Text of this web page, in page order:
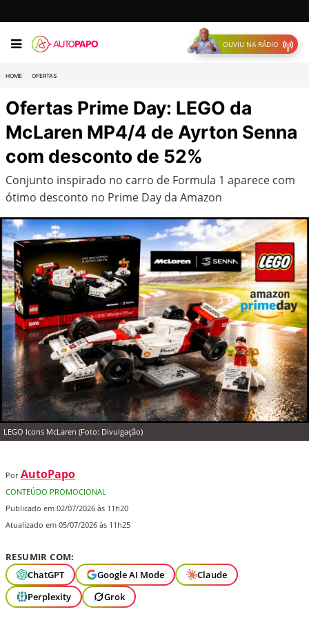
OUVIU NA RÁDIO
HOME OFERTAS
Ofertas Prime Day: LEGO da
McLaren MP4/4 de Ayrton Senna
com desconto de 52%
Conjunto inspirado no carro de Formula 1 aparece com
ótimo desconto no Prime Day da Amazon
LEGO Icons McLaren (Foto: Divulgação)
Por AutoPapo
CONTEÚDO PROMOCIONAL
Publicado em 02/07/2026 às 11h20
Atualizado em 05/07/2026 às 11h25
RESUMIR COM:
ChatGPT
Google AI Mode
Claude
Perplexity
Grok